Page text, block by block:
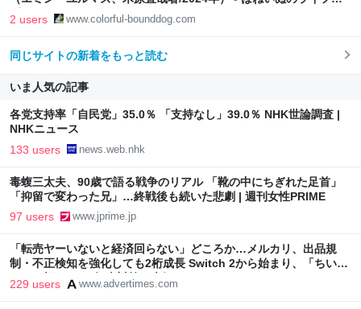
グ
2 users www.colorful-bounddog.com
同じサイトの新着をもっと読む
いま人気の記事
各党支持率「自民党」35.0％ 「支持なし」39.0％ NHK世論調査 |
NHKニュース
133 users news.web.nhk
毒蝮三太夫、90歳で語る戦争のリアル 「靴の中にちぎれた足首」
「抑留で変わった兄」…終戦後も続いた悲劇 | 週刊女性PRIME
97 users www.jprime.jp
「転売ヤーいないと経済回らない」どころか…メルカリ、出品規
制・不正検知を強化しても2桁成長 Switch 2から始まり、「ちいか
わ」で極まった“転売対策の本気”
229 users www.advertimes.com